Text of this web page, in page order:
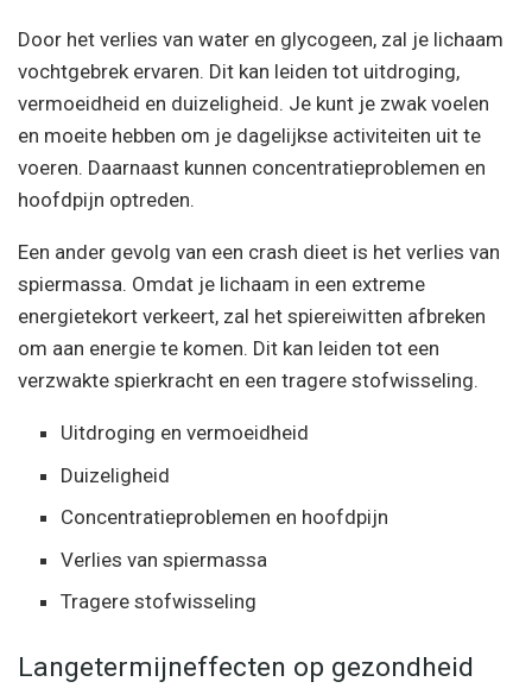
Door het verlies van water en glycogeen, zal je lichaam
vochtgebrek ervaren. Dit kan leiden tot uitdroging,
vermoeidheid en duizeligheid. Je kunt je zwak voelen
en moeite hebben om je dagelijkse activiteiten uit te
voeren. Daarnaast kunnen concentratieproblemen en
hoofdpijn optreden.
Een ander gevolg van een crash dieet is het verlies van
spiermassa. Omdat je lichaam in een extreme
energietekort verkeert, zal het spiereiwitten afbreken
om aan energie te komen. Dit kan leiden tot een
verzwakte spierkracht en een tragere stofwisseling.
Uitdroging en vermoeidheid
Duizeligheid
Concentratieproblemen en hoofdpijn
Verlies van spiermassa
Tragere stofwisseling
Langetermijneffecten op gezondheid